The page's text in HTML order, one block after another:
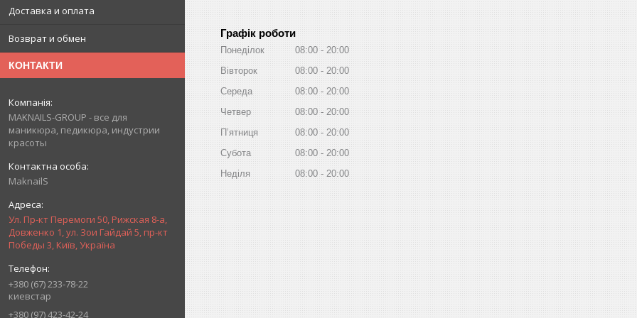
Доставка и оплата
Возврат и обмен
КОНТАКТИ
MAKNAILS-GROUP - все для
маникюра, педикюра, индустрии
красоты
MaknailS
Ул. Пр-кт Перемоги 50, Рижская 8-а,
Довженко 1, ул. Зои Гайдай 5, пр-кт
Победы 3, Київ, Україна
+380 (67) 233-78-22
киевстар
+380 (97) 423-42-24
Графік роботи
Понеділок 08:00
20:00
Вівторок
08:00
20:00
Середа
08:00
20:00
Четвер
08:00
20:00
Пʼятниця
08:00
20:00
Субота
08:00
20:00
Неділя
08:00 20:00